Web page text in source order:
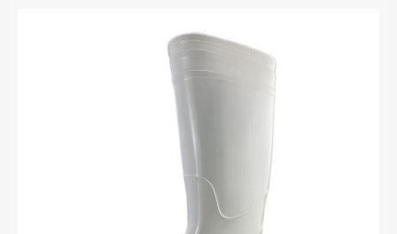
الحذاء تصميمًا مقاومًا للثقب لتعزيز الحماية ، ومناسبة للتعامل
مع تهديد الأشياء الحادة وحماية القدمين من الإصابة. يتبنى الجزء
الانغماس في الماء لفترة طويلة أو معرضة لكمية كبيرة من
السائل ، يمكن أن يظل جافًا ومنع الرطوبة من الاختراق في
الأحذية ، مما يضمن راحة ومرتدي. يتكون البطانة من مادة ذات
قابلية جيدة للمساعدة في الحفاظ على جفاف القدمين ومنع